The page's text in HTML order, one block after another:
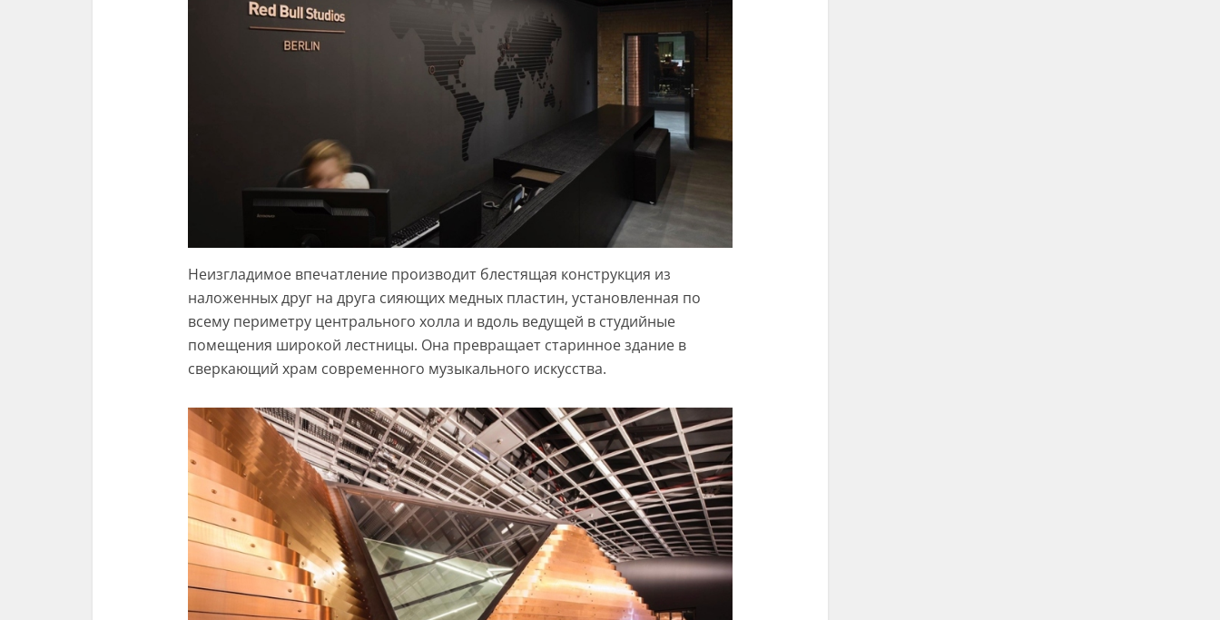
Неизгладимое впечатление производит блестящая конструкция из
наложенных друг на друга сияющих медных пластин, установленная по
всему периметру центрального холла и вдоль ведущей в студийные
помещения широкой лестницы. Она превращает старинное здание в
сверкающий храм современного музыкального искусства.